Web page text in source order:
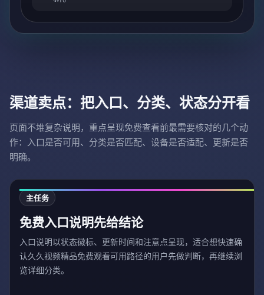
渠道卖点：把入口、分类、状态分开看
页面不堆复杂说明，重点呈现免费查看前最需要核对的几个动
作：入口是否可用、分类是否匹配、设备是否适配、更新是否
明确。
主任务
免费入口说明先给结论
入口说明以状态徽标、更新时间和注意点呈现，适合想快速确
认久久视频精品免费观看可用路径的用户先做判断，再继续浏
览详细分类。